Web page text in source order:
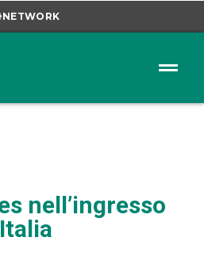
NETWORK
nell’ingresso